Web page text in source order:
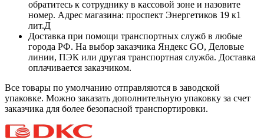
обратитесь к сотруднику в кассовой зоне и назовите
номер. Адрес магазина: проспект Энергетиков 19 к1
лит.Д
Доставка при помощи транспортных служб в любые
города РФ. На выбор заказчика Яндекс GO, Деловые
линии, ПЭК или другая транспортная служба. Доставка
оплачивается заказчиком.
Все товары по умолчанию отправляются в заводской
упаковке. Можно заказать дополнительную упаковку за счет
заказчика для более безопасной транспортировки.